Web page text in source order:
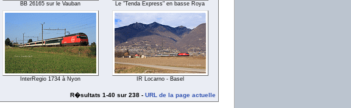
BB 26165 sur le Vauban Le "Tenda Express" en basse Roya
InterRegio 1734 à Nyon IR Locarno - Basel
R�sultats 1-40 sur 238 - URL de la page actuelle